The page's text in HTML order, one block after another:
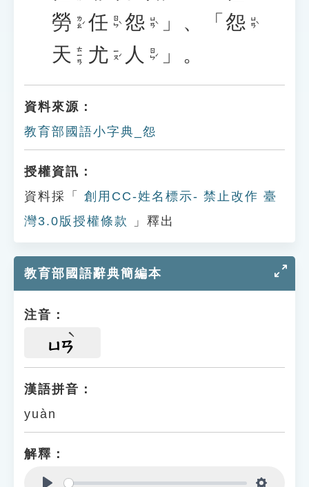
勞 ㄌㄠˊ 任 ㄖㄣˋ 怨 ㄩㄢˋ 」、「 怨 ㄩㄢˋ
天 ㄊㄧㄢ 尤 ㄧㄡˊ 人 ㄖㄣˊ 」。
資料來源：
教育部國語小字典_怨
授權資訊：
資料採「
創用CC-姓名標示- 禁止改作 臺
灣3.0版授權條款
」釋出
教育部國語辭典簡編本
注音：
ㄩㄢ
漢語拼音：
yuàn
解釋：